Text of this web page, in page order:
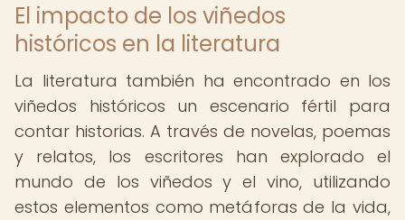
El impacto de los viñedos
históricos en la literatura
La literatura también ha encontrado en los
viñedos históricos un escenario fértil para
contar historias. A través de novelas, poemas
y relatos, los escritores han explorado el
mundo de los viñedos y el vino, utilizando
estos elementos como metáforas de la vida,